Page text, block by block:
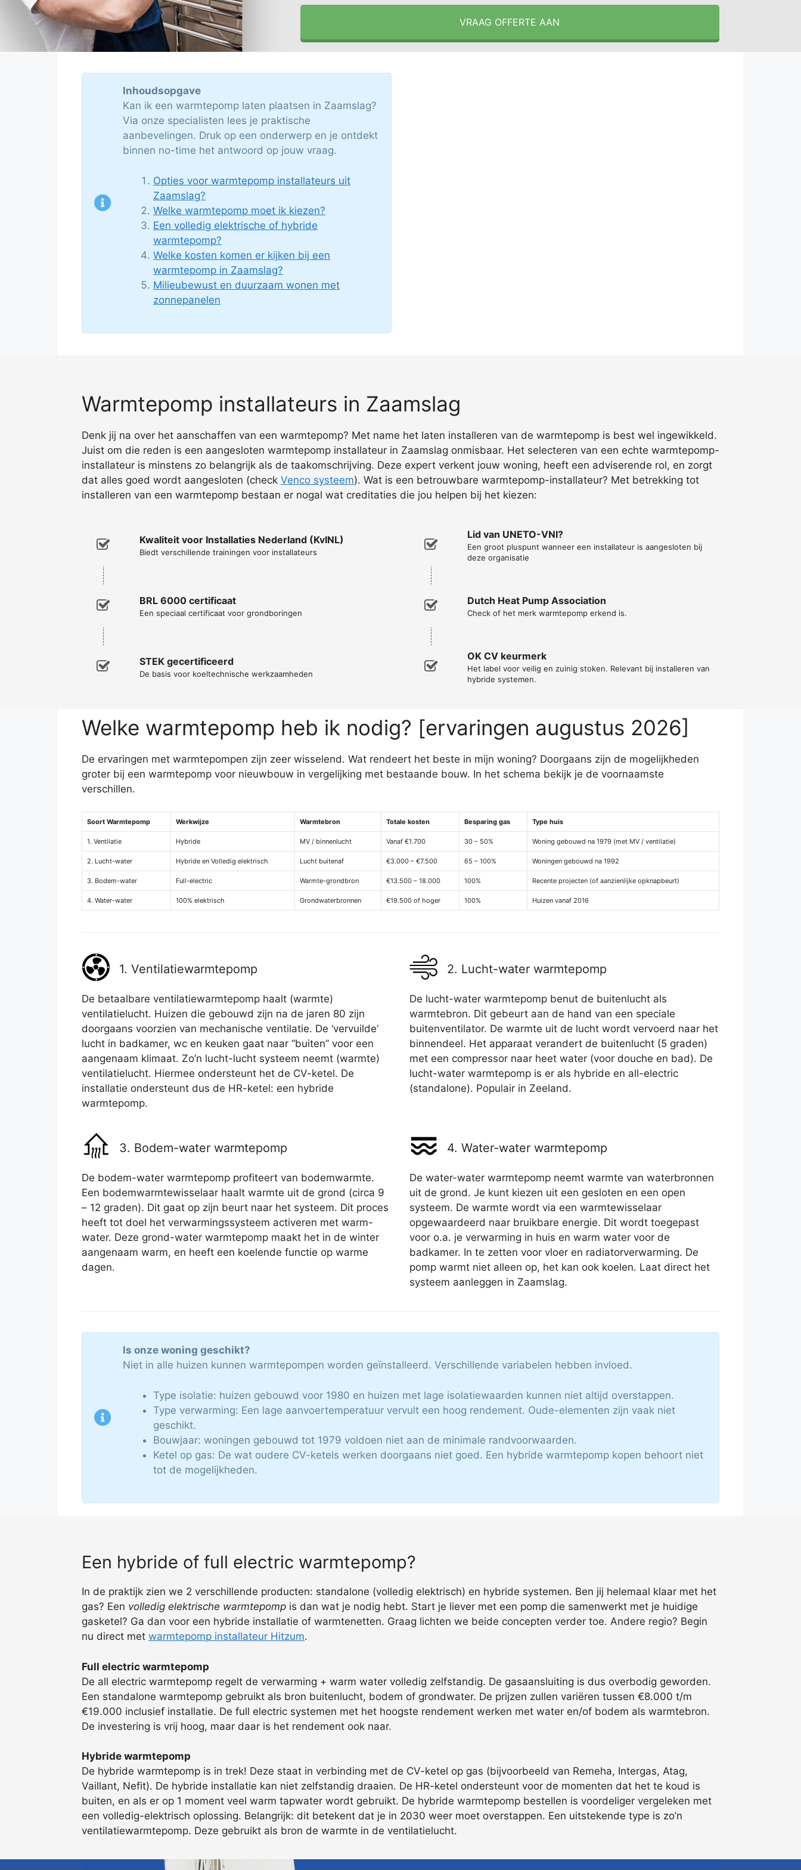
VRAAG OFFERTE AAN
Inhoudsopgave
Kan ik een warmtepomp laten plaatsen in Zaamslag?
Via onze specialisten lees je praktische
aanbevelingen. Druk op een onderwerp en je ontdekt
binnen no-time het antwoord op jouw vraag.
Opties voor warmtepomp installateurs uit
Zaamslag?
Welke warmtepomp moet ik kiezen?
Een volledig elektrische of hybride
warmtepomp?
Welke kosten komen er kijken bij een
warmtepomp in Zaamslag?
Milieubewust en duurzaam wonen met
zonnepanelen
Warmtepomp installateurs in Zaamslag
Denk jij na over het aanschaffen van een warmtepomp? Met name het laten installeren van de warmtepomp is best wel ingewikkeld.
Juist om die reden is een aangesloten warmtepomp installateur in Zaamslag onmisbaar. Het selecteren van een echte warmtepomp-
installateur is minstens zo belangrijk als de taakomschrijving. Deze expert verkent jouw woning, heeft een adviserende rol, en zorgt
dat alles goed wordt aangesloten (check Venco systeem). Wat is een betrouwbare warmtepomp-installateur? Met betrekking tot
installeren van een warmtepomp bestaan er nogal wat creditaties die jou helpen bij het kiezen:
Kwaliteit voor Installaties Nederland (KvINL)
Biedt verschillende trainingen voor installateurs
BRL 6000 certificaat
Een speciaal certificaat voor grondboringen
STEK gecertificeerd
De basis voor koeltechnische werkzaamheden
Lid van UNETO-VNI?
Een groot pluspunt wanneer een installateur is aangesloten bij
deze organisatie
Dutch Heat Pump Association
Check of het merk warmtepomp erkend is.
OK CV keurmerk
Het label voor veilig en zuinig stoken. Relevant bij installeren van
hybride systemen.
Welke warmtepomp heb ik nodig? [ervaringen augustus 2026]
De ervaringen met warmtepompen zijn zeer wisselend. Wat rendeert het beste in mijn woning? Doorgaans zijn de mogelijkheden
groter bij een warmtepomp voor nieuwbouw in vergelijking met bestaande bouw. In het schema bekijk je de voornaamste
verschillen.
Soort Warmtepomp Werkwijze Warmtebron Totale kosten Besparing gas Type huis
1. Ventilatie Hybride MV / binnenlucht Vanaf €1.700 30 – 50% Woning gebouwd na 1979 (met MV / ventilatie)
2. Lucht-water Hybride en Volledig elektrisch Lucht buitenaf €3.000 – €7.500 65 – 100% Woningen gebouwd na 1992
3. Bodem-water Full-electric Warmte-grondbron €13.500 – 18.000 100% Recente projecten (of aanzienlijke opknapbeurt)
4. Water-water 100% elektrisch Grondwaterbronnen €19.500 of hoger 100% Huizen vanaf 2016
1. Ventilatiewarmtepomp
De betaalbare ventilatiewarmtepomp haalt (warmte)
ventilatielucht. Huizen die gebouwd zijn na de jaren 80 zijn
doorgaans voorzien van mechanische ventilatie. De ‘vervuilde’
lucht in badkamer, wc en keuken gaat naar “buiten” voor een
aangenaam klimaat. Zo’n lucht-lucht systeem neemt (warmte)
ventilatielucht. Hiermee ondersteunt het de CV-ketel. De
installatie ondersteunt dus de HR-ketel: een hybride
warmtepomp.
2. Lucht-water warmtepomp
De lucht-water warmtepomp benut de buitenlucht als
warmtebron. Dit gebeurt aan de hand van een speciale
buitenventilator. De warmte uit de lucht wordt vervoerd naar het
binnendeel. Het apparaat verandert de buitenlucht (5 graden)
met een compressor naar heet water (voor douche en bad). De
lucht-water warmtepomp is er als hybride en all-electric
(standalone). Populair in Zeeland.
3. Bodem-water warmtepomp
De bodem-water warmtepomp profiteert van bodemwarmte.
Een bodemwarmtewisselaar haalt warmte uit de grond (circa 9
– 12 graden). Dit gaat op zijn beurt naar het systeem. Dit proces
heeft tot doel het verwarmingssysteem activeren met warm-
water. Deze grond-water warmtepomp maakt het in de winter
aangenaam warm, en heeft een koelende functie op warme
dagen.
4. Water-water warmtepomp
De water-water warmtepomp neemt warmte van waterbronnen
uit de grond. Je kunt kiezen uit een gesloten en een open
systeem. De warmte wordt via een warmtewisselaar
opgewaardeerd naar bruikbare energie. Dit wordt toegepast
voor o.a. je verwarming in huis en warm water voor de
badkamer. In te zetten voor vloer en radiatorverwarming. De
pomp warmt niet alleen op, het kan ook koelen. Laat direct het
systeem aanleggen in Zaamslag.
Is onze woning geschikt?
Niet in alle huizen kunnen warmtepompen worden geïnstalleerd. Verschillende variabelen hebben invloed.
Type isolatie: huizen gebouwd voor 1980 en huizen met lage isolatiewaarden kunnen niet altijd overstappen.
Type verwarming: Een lage aanvoertemperatuur vervult een hoog rendement. Oude-elementen zijn vaak niet
geschikt.
Bouwjaar: woningen gebouwd tot 1979 voldoen niet aan de minimale randvoorwaarden.
Ketel op gas: De wat oudere CV-ketels werken doorgaans niet goed. Een hybride warmtepomp kopen behoort niet
tot de mogelijkheden.
Een hybride of full electric warmtepomp?
In de praktijk zien we 2 verschillende producten: standalone (volledig elektrisch) en hybride systemen. Ben jij helemaal klaar met het
gas? Een volledig elektrische warmtepomp is dan wat je nodig hebt. Start je liever met een pomp die samenwerkt met je huidige
gasketel? Ga dan voor een hybride installatie of warmtenetten. Graag lichten we beide concepten verder toe. Andere regio? Begin
nu direct met warmtepomp installateur Hitzum.
Full electric warmtepomp
De all electric warmtepomp regelt de verwarming + warm water volledig zelfstandig. De gasaansluiting is dus overbodig geworden.
Een standalone warmtepomp gebruikt als bron buitenlucht, bodem of grondwater. De prijzen zullen variëren tussen €8.000 t/m
€19.000 inclusief installatie. De full electric systemen met het hoogste rendement werken met water en/of bodem als warmtebron.
De investering is vrij hoog, maar daar is het rendement ook naar.
Hybride warmtepomp
De hybride warmtepomp is in trek! Deze staat in verbinding met de CV-ketel op gas (bijvoorbeeld van Remeha, Intergas, Atag,
Vaillant, Nefit). De hybride installatie kan niet zelfstandig draaien. De HR-ketel ondersteunt voor de momenten dat het te koud is
buiten, en als er op 1 moment veel warm tapwater wordt gebruikt. De hybride warmtepomp bestellen is voordeliger vergeleken met
een volledig-elektrisch oplossing. Belangrijk: dit betekent dat je in 2030 weer moet overstappen. Een uitstekende type is zo’n
ventilatiewarmtepomp. Deze gebruikt als bron de warmte in de ventilatielucht.